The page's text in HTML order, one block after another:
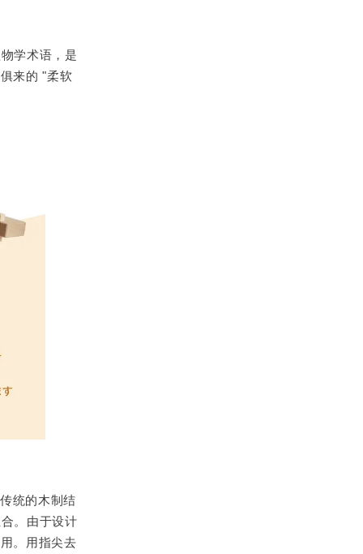
学术语，是
来的 "柔软
统的木制结
。由于设计
。用指尖去